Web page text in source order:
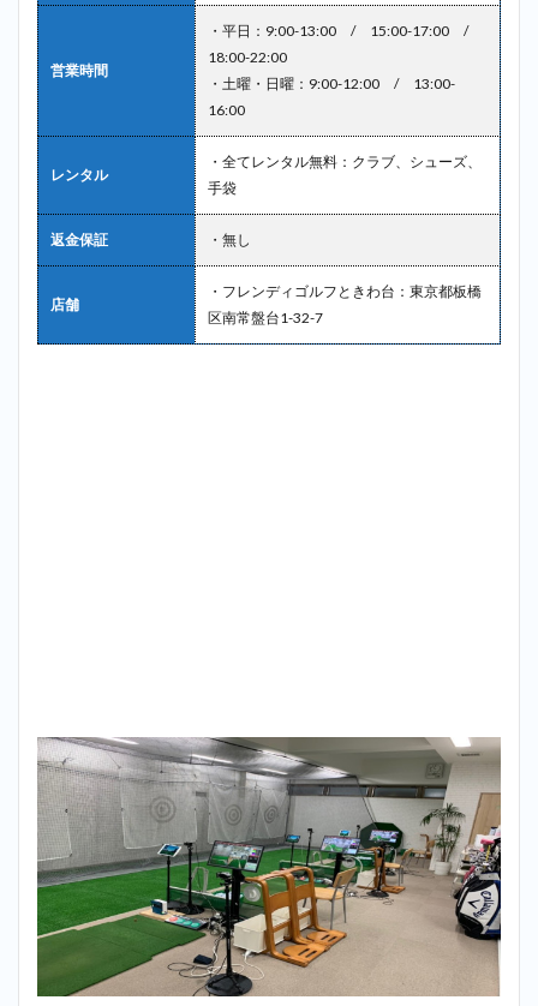
営業時間
・平日：9:00-13:00 / 15:00-17:00 /
18:00-22:00
・土曜・日曜：9:00-12:00 / 13:00-
16:00
レンタル
・全てレンタル無料：クラブ、シューズ、
手袋
返金保証 ・無し
店舗
・フレンディゴルフときわ台：東京都板橋
区南常盤台1-32-7